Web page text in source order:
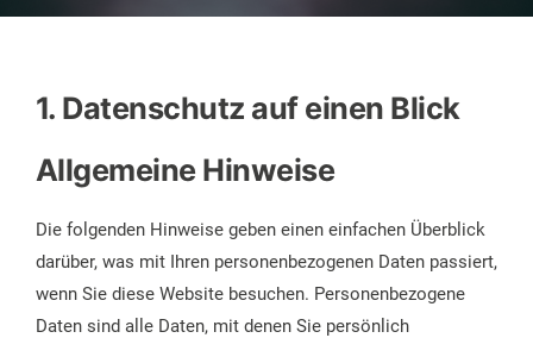
1. Datenschutz auf einen Blick
Allgemeine Hinweise
Die folgenden Hinweise geben einen einfachen Überblick
darüber, was mit Ihren personenbezogenen Daten passiert,
wenn Sie diese Website besuchen. Personenbezogene
Daten sind alle Daten, mit denen Sie persönlich